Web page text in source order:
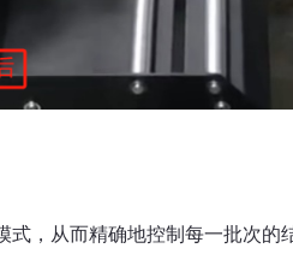
式，从而精确地控制每一批次的